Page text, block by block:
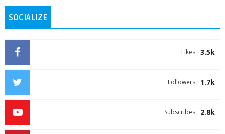
SOCIALIZE
3.5k
Likes
1.7k
Followers
2.8k
Subscribes